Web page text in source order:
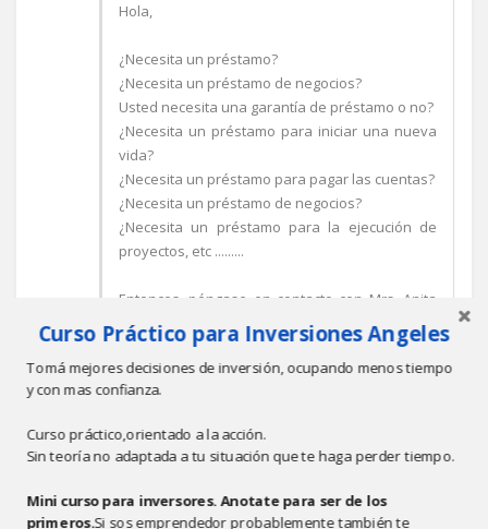
Hola,
¿Necesita un préstamo?
¿Necesita un préstamo de negocios?
Usted necesita una garantía de préstamo o no?
¿Necesita un préstamo para iniciar una nueva
vida?
¿Necesita un préstamo para pagar las cuentas?
¿Necesita un préstamo de negocios?
¿Necesita un préstamo para la ejecución de
proyectos, etc .........
Entonces, póngase en contacto con Mrs. Anita
Maria a través de este e-mail si necesita un
préstamo:
truthfinance@hotmail.com
Oferta de préstamo se aplican ahora!!!
Responder
Curso Práctico para Inversiones Angeles
Tomá mejores decisiones de inversión, ocupando menos tiempo
y con mas confianza.
Curso práctico,orientado a la acción.
Sin teoría no adaptada a tu situación que te haga perder tiempo.
Mini curso para inversores. Anotate para ser de los
primeros.Si sos emprendedor probablemente también te